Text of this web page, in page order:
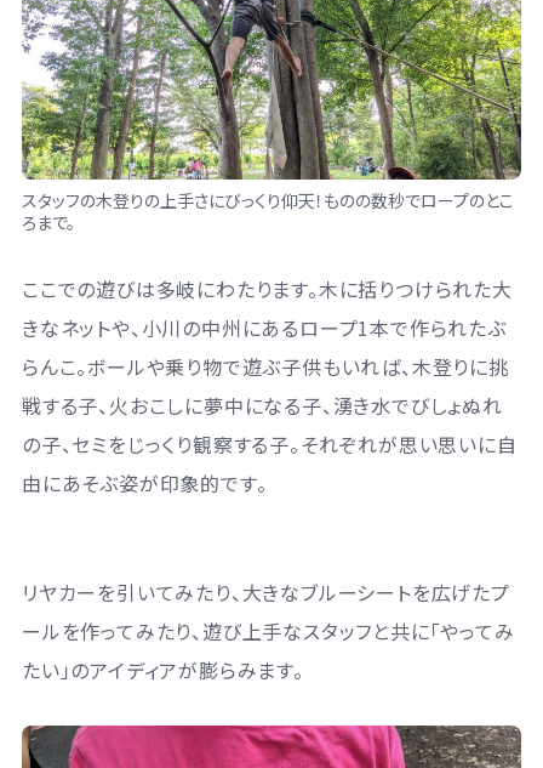
スタッフの木登りの上手さにびっくり仰天！ものの数秒でロープのとこ
ろまで。
ここでの遊びは多岐にわたります。木に括りつけられた大
きなネットや、小川の中州にあるロープ1本で作られたぶ
らんこ。ボールや乗り物で遊ぶ子供もいれば、木登りに挑
戦する子、火おこしに夢中になる子、湧き水でびしょぬれ
の子、セミをじっくり観察する子。それぞれが思い思いに自
由にあそぶ姿が印象的です。
リヤカーを引いてみたり、大きなブルーシートを広げたプ
ールを作ってみたり、遊び上手なスタッフと共に「やってみ
たい」のアイディアが膨らみます。